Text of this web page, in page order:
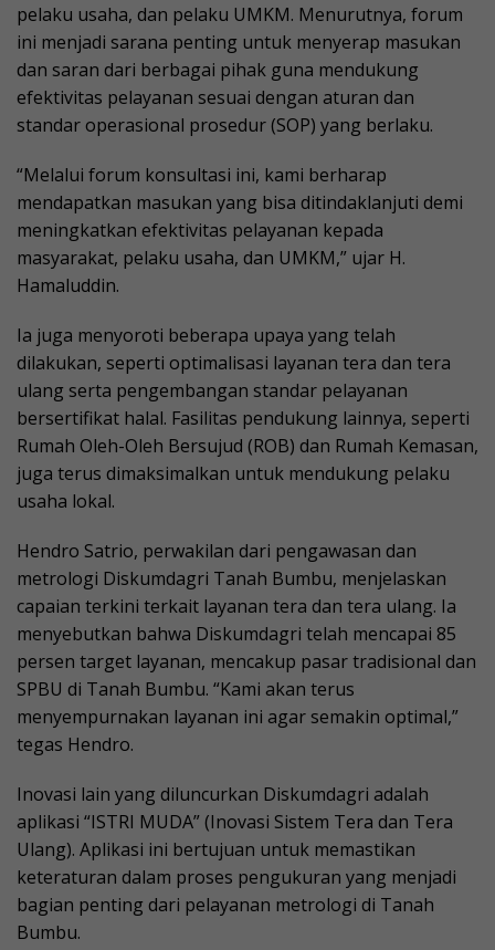
pelaku usaha, dan pelaku UMKM. Menurutnya, forum
ini menjadi sarana penting untuk menyerap masukan
dan saran dari berbagai pihak guna mendukung
efektivitas pelayanan sesuai dengan aturan dan
standar operasional prosedur (SOP) yang berlaku.
“Melalui forum konsultasi ini, kami berharap
mendapatkan masukan yang bisa ditindaklanjuti demi
meningkatkan efektivitas pelayanan kepada
masyarakat, pelaku usaha, dan UMKM,” ujar H.
Hamaluddin.
Ia juga menyoroti beberapa upaya yang telah
dilakukan, seperti optimalisasi layanan tera dan tera
ulang serta pengembangan standar pelayanan
bersertifikat halal. Fasilitas pendukung lainnya, seperti
Rumah Oleh-Oleh Bersujud (ROB) dan Rumah Kemasan,
juga terus dimaksimalkan untuk mendukung pelaku
usaha lokal.
Hendro Satrio, perwakilan dari pengawasan dan
metrologi Diskumdagri Tanah Bumbu, menjelaskan
capaian terkini terkait layanan tera dan tera ulang. Ia
menyebutkan bahwa Diskumdagri telah mencapai 85
persen target layanan, mencakup pasar tradisional dan
SPBU di Tanah Bumbu. “Kami akan terus
menyempurnakan layanan ini agar semakin optimal,”
tegas Hendro.
Inovasi lain yang diluncurkan Diskumdagri adalah
aplikasi “ISTRI MUDA” (Inovasi Sistem Tera dan Tera
Ulang). Aplikasi ini bertujuan untuk memastikan
keteraturan dalam proses pengukuran yang menjadi
bagian penting dari pelayanan metrologi di Tanah
Bumbu.